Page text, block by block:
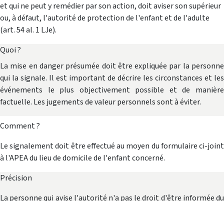
et qui ne peut y remédier par son action, doit aviser son supérieur
ou, à défaut, l'autorité de protection de l'enfant et de l'adulte
(art. 54 al. 1 LJe).
Quoi ?
La mise en danger présumée doit être expliquée par la personne
qui la signale. Il est important de décrire les circonstances et les
événements le plus objectivement possible et de manière
factuelle. Les jugements de valeur personnels sont à éviter.
Comment ?
Le signalement doit être effectué au moyen du formulaire ci-joint
à l'APEA du lieu de domicile de l'enfant concerné.
Précision
La personne qui avise l'autorité n'a pas le droit d'être informée du